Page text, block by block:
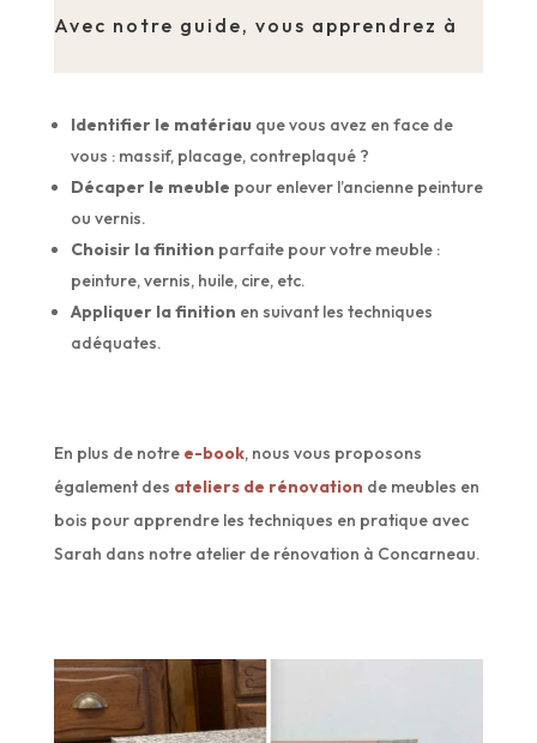
Avec notre guide, vous apprendrez à
Identifier le matériau que vous avez en face de
vous : massif, placage, contreplaqué ?
Décaper le meuble pour enlever l’ancienne peinture
ou vernis.
Choisir la finition parfaite pour votre meuble :
peinture, vernis, huile, cire, etc.
Appliquer la finition en suivant les techniques
adéquates.
En plus de notre e-book, nous vous proposons
également des ateliers de rénovation de meubles en
bois pour apprendre les techniques en pratique avec
Sarah dans notre atelier de rénovation à Concarneau.